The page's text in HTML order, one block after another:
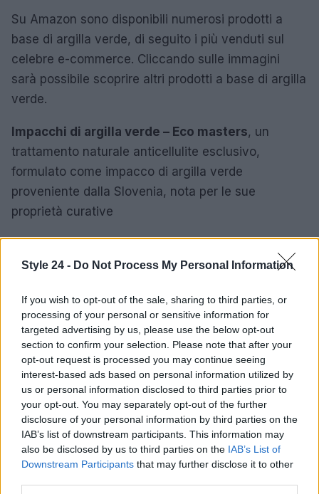
Style 24 - Do Not Process My Personal Information
If you wish to opt-out of the sale, sharing to third parties, or
processing of your personal or sensitive information for
targeted advertising by us, please use the below opt-out
section to confirm your selection. Please note that after your
opt-out request is processed you may continue seeing
interest-based ads based on personal information utilized by
us or personal information disclosed to third parties prior to
your opt-out. You may separately opt-out of the further
disclosure of your personal information by third parties on the
IAB’s list of downstream participants. This information may
also be disclosed by us to third parties on the IAB’s List of
Downstream Participants that may further disclose it to other
Su Amazon sono disponibili numerosi prodotti a
base di argilla verde, di seguito i più venduti sul
celebre e-commerce. Cliccando sulle immagini
sarà possibile scoprire altri prodotti a base di argilla
verde.
Impacchi di argilla verde – Eco masters, un
trattamento naturale anticellulite esclusivo,
formulato come impacco di argilla verde
proveniente dalla Slovenia, nota per le sue
proprietà curative
identifier=”B01MQWSN27″ locale=”IT”
Maschera viso con argilla verde – Ifanze ,
rimuove tutte le impurità profonde della pelle, come
acne e punti neri. Inoltre, fornisce idratazione alla
pelle secca. Inoltre l’argilla verde è apprezzata
anche per le sue proprietà rinfrescanti sulla pelle.
[easyazon_infoblock align=”none”
identifier=”B078SPKJ23″ locale=”IT”
tag=”tuobenessere.it-21″]